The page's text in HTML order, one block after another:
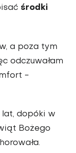
środki
a poza tym
odczuwałam
-
lat, dopóki w
Bożego